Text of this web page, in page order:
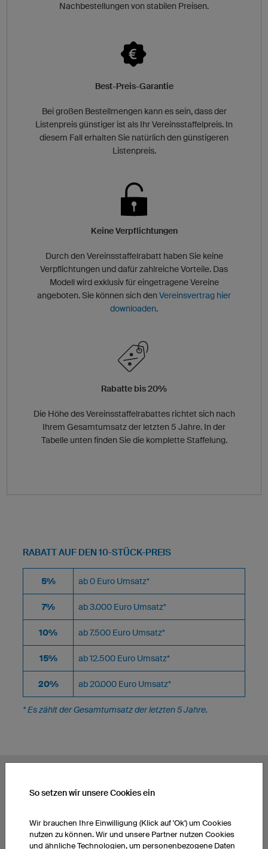
Nachbestellungen von stabilen Preisen.
Best-Preis-Garantie
Bei großen Bestellmengen kann es sein, dass der
Listenpreis günstiger ist als Ihr Vereinsstaffelpreis. In
diesem Fall erhalten Sie natürlich den günstigeren
Listenpreis.
Keine Verpflichtungen
Durch den Vereinsstaffelrabatt haben Sie keine
Verpflichtungen und dafür zahlreiche Vorteile. Das
Modell wird exklusiv für eingetragene Vereine
angeboten. Sie können sich den Vereinsvertrag hier
downloaden.
Rabatte bis 20%
Die Höhe des Vereinsstaffelrabattes richtet sich nach
Ihrem Gesamtumsatz der letzten 5 Jahre. In der
Tabelle unten finden Sie die komplette Staffelung.
RABATT AUF DEN 10-STÜCK-PREIS
5% ab 0 Euro Umsatz*
7% ab 3.000 Euro Umsatz*
10% ab 7.500 Euro Umsatz*
15% ab 12.500 Euro Umsatz*
20% ab 20.000 Euro Umsatz*
* Es zählt der Gesamtumsatz der letzten 5 Jahre.
Sie sind bei owayo bereits Kunde und haben in den letzten
5 Jahren einen Umsatz von 3.000 Euro gemacht. Mit dem
So setzen wir unsere Cookies ein
Wir brauchen Ihre Einwilligung (Klick auf 'Ok') um Cookies
nutzen zu können. Wir und unsere Partner nutzen Cookies
und ähnliche Technologien, um personenbezogene Daten